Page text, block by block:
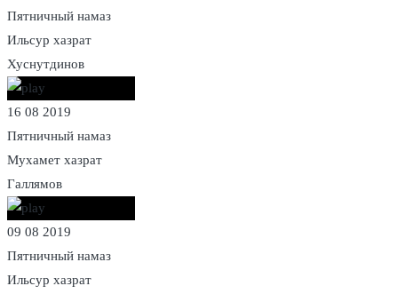
Пятничный намаз
Ильсур хазрат
Хуснутдинов
16 08 2019
Пятничный намаз
Мухамет хазрат
Галлямов
09 08 2019
Пятничный намаз
Ильсур хазрат